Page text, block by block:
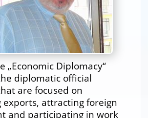
„Economic Diplomacy“
diplomatic official
are focused on
exports, attracting foreign
and participating in work